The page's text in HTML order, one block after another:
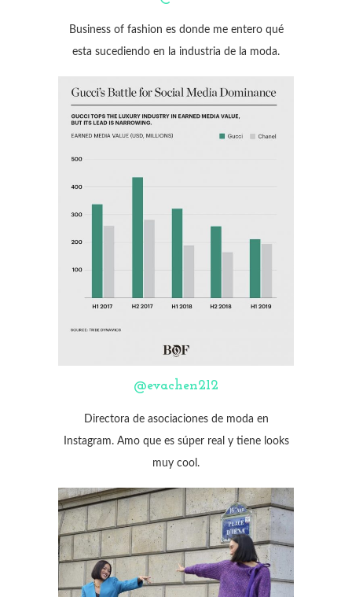
Business of fashion es donde me entero qué
esta sucediendo en la industria de la moda.
@evachen212
Directora de asociaciones de moda en
Instagram. Amo que es súper real y tiene looks
muy cool.